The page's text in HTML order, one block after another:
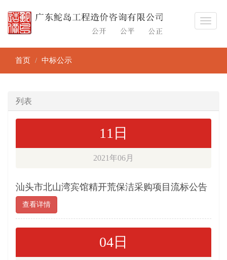
首页 中标公示
列表
11日
2021年06月
汕头市北山湾宾馆精开荒保洁采购项目流标公告
查看详情
04日